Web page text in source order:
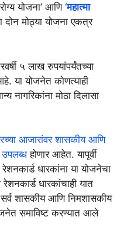
योजना’ आणि ‘महात्मा
दोन मोठ्या योजना एकत्र
५ लाख रुपयांपर्यंतच्या
या योजनेत कोणत्याही
नागरिकांना मोठा दिलासा
आजारांवर शासकीय आणि
उपलब्धहोणार आहेत. यापूर्वी
धारकांना या योजनेचा
धारकांचाही यात
शासकीय आणि निमशासकीय
समाविष्ट करण्यात आले